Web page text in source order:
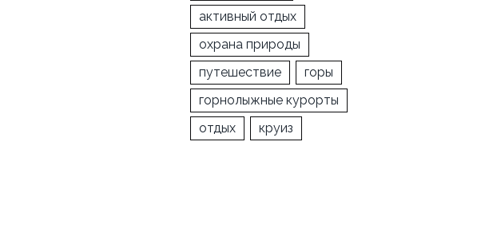
активный отдых
охрана природы
путешествие
горы
горнолыжные курорты
отдых
круиз